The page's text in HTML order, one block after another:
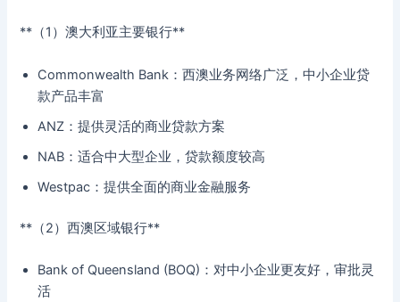
**（1）澳大利亚主要银行**
Commonwealth Bank：西澳业务网络广泛，中小企业贷
款产品丰富
ANZ：提供灵活的商业贷款方案
NAB：适合中大型企业，贷款额度较高
Westpac：提供全面的商业金融服务
**（2）西澳区域银行**
Bank of Queensland (BOQ)：对中小企业更友好，审批灵
活